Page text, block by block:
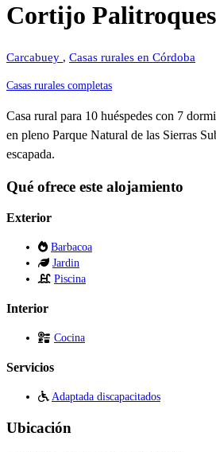
Cortijo Palitroques
Carcabuey , Casas rurales en Córdoba
Casas rurales completas
Casa rural para 10 huéspedes con 7
en pleno Parque Natural de las Sierras
escapada.
Qué ofrece este alojamiento
Exterior
Barbacoa
Jardin
Piscina
Interior
Cocina
Servicios
Adaptada discapacitados
Ubicación